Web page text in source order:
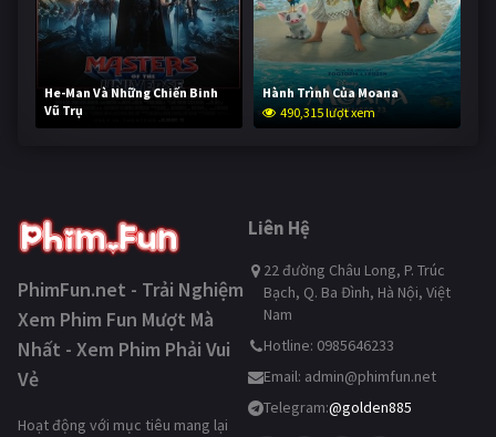
He-Man Và Những Chiến Binh
Vũ Trụ
238,959 lượt xem
Hành Trình Của Moana
490,315 lượt xem
PhimFun.net - Trải Nghiệm
Xem Phim Fun Mượt Mà
Nhất - Xem Phim Phải Vui
Vẻ
Hoạt động với mục tiêu mang lại
Liên Hệ
22 đường Châu Long, P. Trúc
Bạch, Q. Ba Đình, Hà Nội, Việt
Nam
Hotline: 0985646233
Email: admin@phimfun.net
Telegram:@golden885